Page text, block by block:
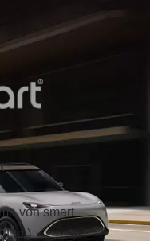
von smart
Ltd.)